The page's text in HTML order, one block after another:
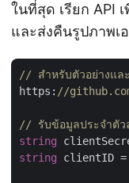
ในที่สุด เรียก API
และส่งคืนรูปภาพเ
// สำหรับตัวอย่างแล
https: //
// รับข้อมูลประจำตั
string
string clientID =